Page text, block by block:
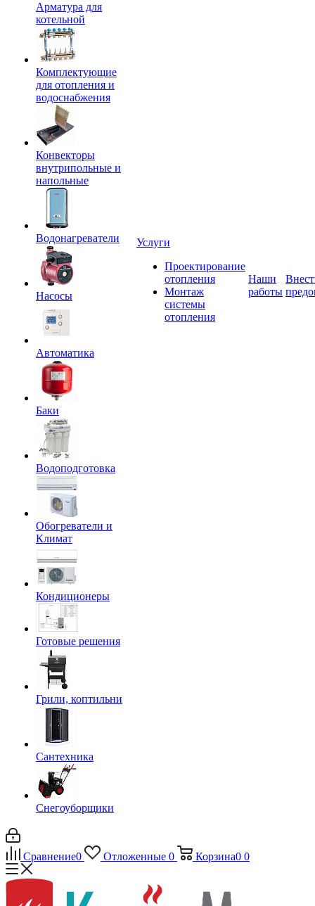
Арматура для
котельной
Комплектующие
для отопления и
водоснабжения
Конвекторы
внутрипольные и
напольные
Водонагреватели
Насосы
Автоматика
Баки
Водоподготовка
Обогреватели и
Климат
Кондиционеры
Готовые решения
Грили, коптильни
Сантехника
Снегоуборщики
Услуги
Проектирование
отопления
Монтаж
системы
отопления
Наши
работы
Сравнение0 Отложенные 0 Корзина0 0